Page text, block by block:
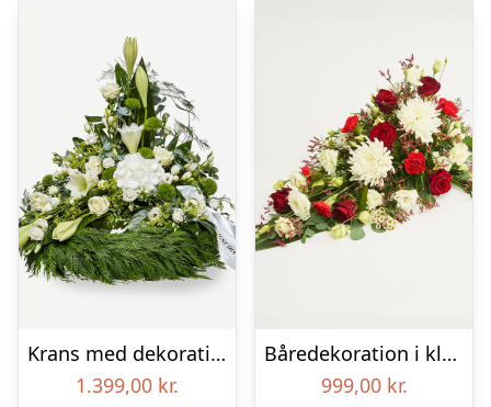
Krans med dekoration i klassisk stil og bånd creme
1.399,00 kr.
Båredekoration i klassisk stil – rød og hvid
999,00 kr.